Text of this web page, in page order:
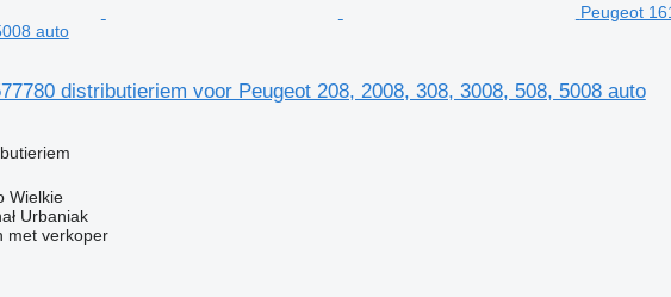
Peugeot
auto
distributieriem voor Peugeot 208, 2008, 308, 3008, 508, 5008 auto
Wielkie
Urbaniak
met verkoper